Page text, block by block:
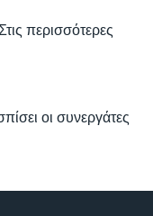
περισσότερες
οι συνεργάτες